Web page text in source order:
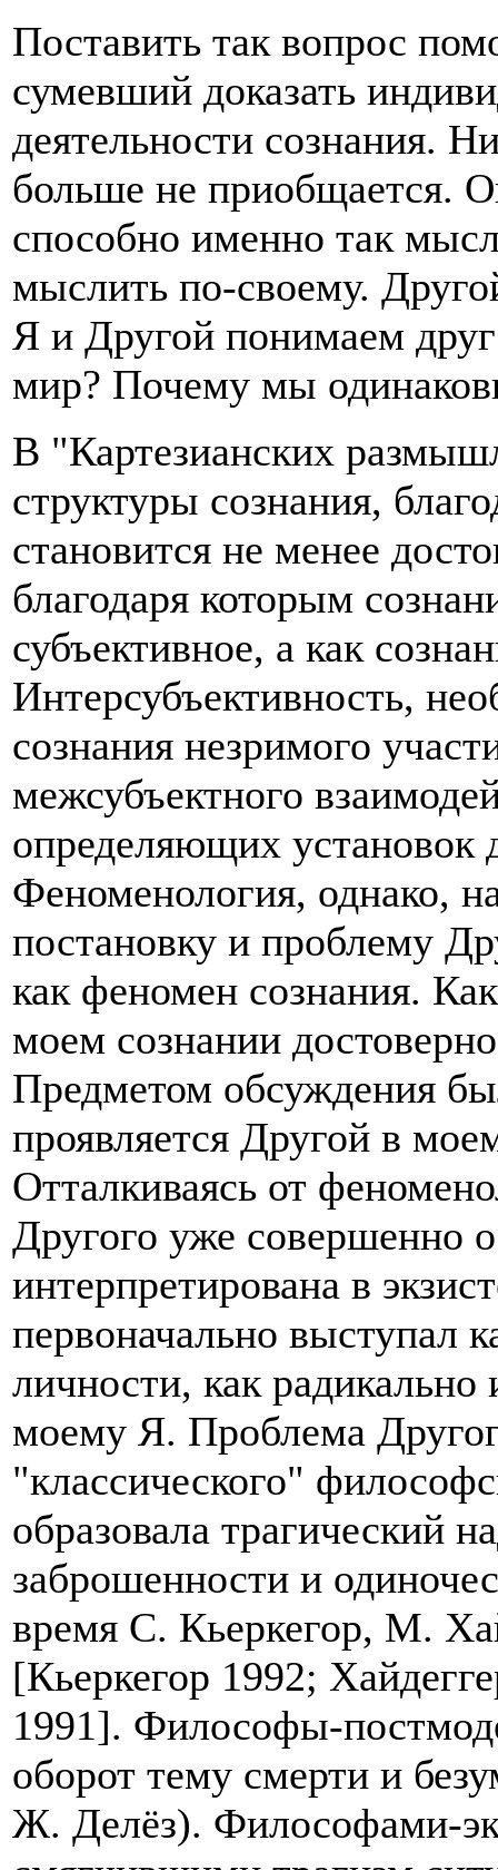
Поставить так вопрос
сумевший доказать
деятельности сознания.
больше не приобщается.
способно именно так
мыслить по-своему.
Я и Другой понимаем
мир? Почему мы
В "Картезианских
структуры сознания,
становится не менее
благодаря которым
субъективное, а как
Интерсубъективность,
сознания незримого
межсубъектного
определяющих
Феноменология, однако,
постановку и проблему
как феномен сознания.
моем сознании
Предметом обсуждения
проявляется Другой в
Отталкиваясь от
Другого уже совершенно
интерпретирована в
первоначально выступал
личности, как
моему Я. Проблема
"классического"
образовала трагический
заброшенности и
время С. Кьеркегор, М.
[Кьеркегор 1992;
1991]. Философы-
оборот тему смерти и
Ж. Делёз). Философами-